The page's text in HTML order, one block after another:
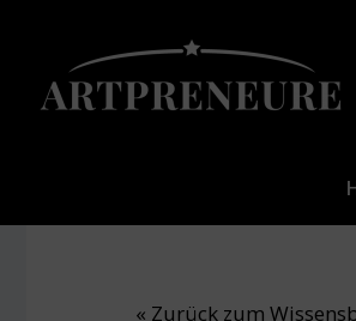
springen
« Zurück zum